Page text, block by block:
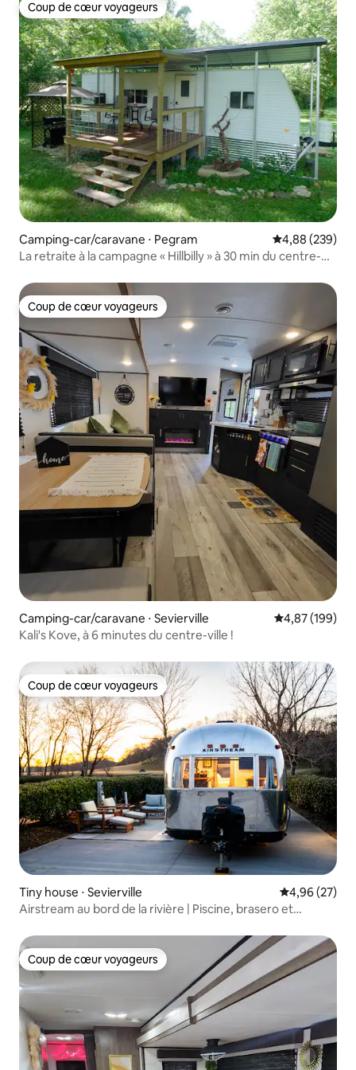
Coup de cœur voyageurs
Coup de cœur voyageurs
Camping-car/caravane ⋅ Pegram Évaluation
4,88 (239)
La retraite à la campagne « Hillbilly » à 30 min du centre-
Coup de cœur voyageurs
Coup de cœur voyageurs
Camping-car/caravane ⋅ Sevierville Évaluation
4,87 (199)
Kali's Kove, à 6 minutes du centre-ville !
Coup de cœur voyageurs
Coup de cœur voyageurs
Tiny house ⋅ Sevierville Évaluation
4,96 (27)
Airstream au bord de la rivière | Piscine, brasero et
Coup de cœur voyageurs
Coup de cœur voyageurs